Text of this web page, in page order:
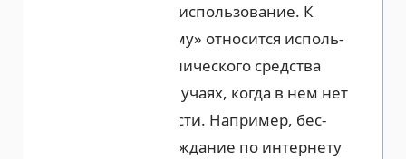
чрезмерное использование. К
«чрезмерному» относится исполь­
зование технического средства
даже в тех случаях, когда в нем нет
необходимости. Например, бес­
цельное блуждание по интернету